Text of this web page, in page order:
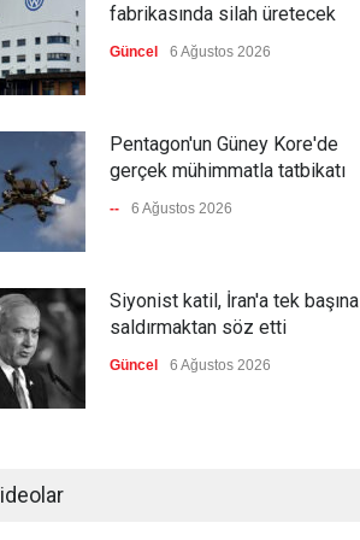
fabrikasında silah üretecek
Güncel 6 Ağustos 2026
Pentagon'un Güney Kore'de
gerçek mühimmatla tatbikatı
-- 6 Ağustos 2026
Siyonist katil, İran'a tek başına
saldırmaktan söz etti
Güncel 6 Ağustos 2026